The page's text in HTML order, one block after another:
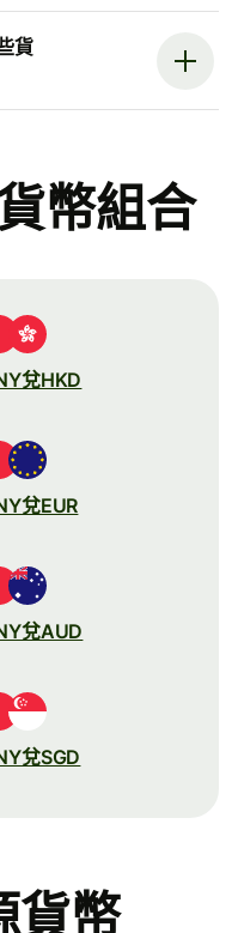
貨
幣組合
兌HKD
兌EUR
兌AUD
兌SGD
貨幣